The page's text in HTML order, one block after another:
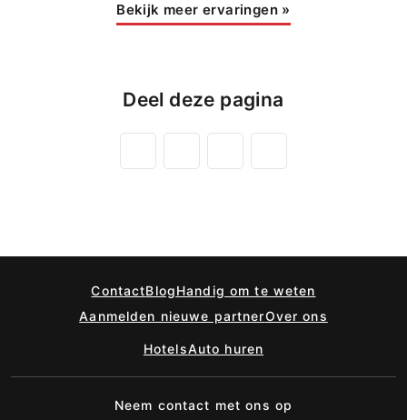
Bekijk meer ervaringen »
Deel deze pagina
ContactBlogHandig om te weten
Aanmelden nieuwe partnerOver ons
HotelsAuto huren
Neem contact met ons op